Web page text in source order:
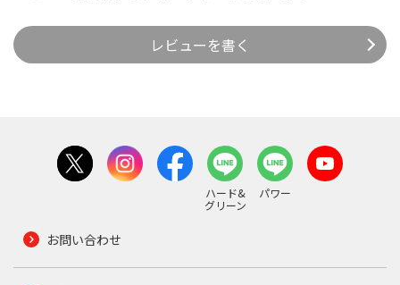
レビューを書く
ハード&
グリーン
パワー
お問い合わせ